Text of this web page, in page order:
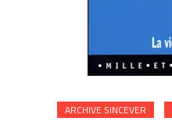
ARCHIVE SINCEVER